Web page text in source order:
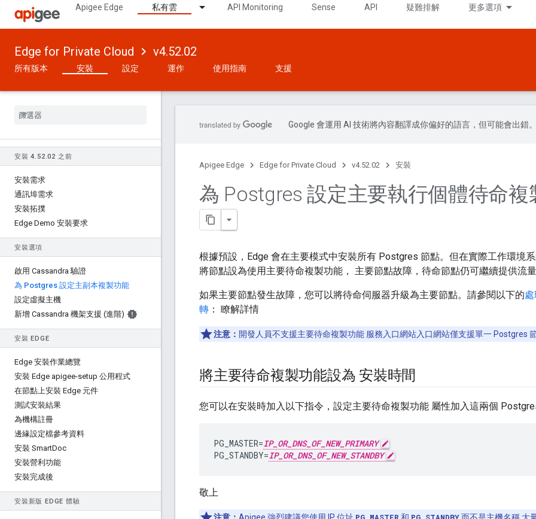
Apigee Edge 私有雲 API Monitoring Sense API 疑難排解 更多選項
Edge for Private Cloud v4.52.02
所有版本 安裝 設定 運作 使用指南 支援
安裝 4. 52.02 之前
安裝需求
通訊埠需求
安裝拓撲
Edge Demo 安裝要求
安裝選項
啟用 Cassandra 驗證
為 Postgres 設定主副本複製功能
設定虛擬主機
新增 Cassandra 機架支援 (進階)
安裝 EDGE
Edge 安裝作業總覽
安裝 Edge apigee-setup 公用程式
在節點上安裝 Edge 元件
測試安裝結果
為機構註冊
邊緣設定檔參考資料
安裝 SmartDoc
安裝營利功能
安裝完成後
安裝新版 EDGE 體驗
Google 會運用 AI 技術將內容翻譯成你偏好的語言，但可能會出錯
Apigee Edge Edge for Private Cloud v4.52.02 安裝
為 Postgres 設定主要執行個體待命複
根據預設，Edge 會在主要模式中安裝所有 Postgres 節點。但在實際工作環境
將節點設為使用主要待命複製功能， 主要節點故障，待命節點仍可繼續提供流
如果主要節點發生故障，您可以將待命伺服器升級為主要節點。請參閱以下的
轉 ： 瞭解詳情
注意： 開發人員不支援主要待命複製功能 服務入口網站入口網站僅支援單一 Postgres
將主要待命複製功能設為 安裝時間
您可以在安裝時加入以下指令，設定主要待命複製功能 屬性加入這兩個
PG_MASTER=IP_OR_DNS_OF_NEW_PRIMARY
PG_STANDBY=IP_OR_DNS_OF_NEW_STANDBY
敬上